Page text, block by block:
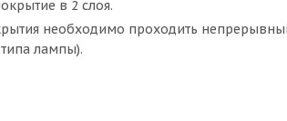
в 2 слоя.
необходимо проходить
лампы).